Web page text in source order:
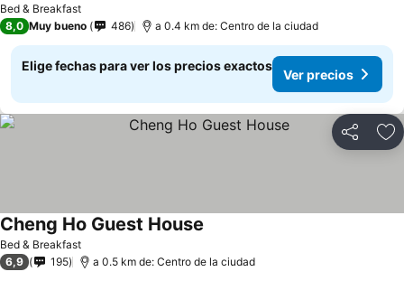
Bed & Breakfast
8,0 Muy bueno 486 a 0.4 km de: Centro de la ciudad
Elige fechas para ver los precios exactos
Ver precios
Compartir
Bed & Breakfast
Cheng Ho Guest House
6,9 195 a 0.5 km de: Centro de la ciudad